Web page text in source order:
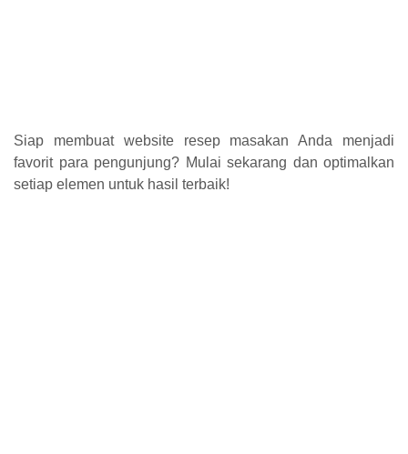
Siap membuat website resep masakan Anda menjadi
favorit para pengunjung? Mulai sekarang dan optimalkan
setiap elemen untuk hasil terbaik!